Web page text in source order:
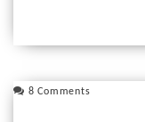
8 Comments